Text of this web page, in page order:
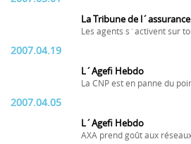
La Tribune de l´assurance
Les agents s´activent sur
2007.04.19
L´Agefi Hebdo
La CNP est en panne du
2007.04.05
L´Agefi Hebdo
AXA prend goût aux